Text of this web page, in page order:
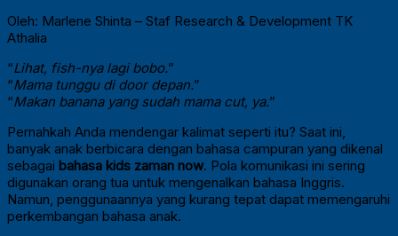
Oleh: Marlene Shinta – Staf Research & Development TK
Athalia
“Lihat, fish-nya lagi bobo.”
“Mama tunggu di door depan.”
“Makan banana yang sudah mama cut, ya.”
Pernahkah Anda mendengar kalimat seperti itu? Saat ini,
banyak anak berbicara dengan bahasa campuran yang dikenal
sebagai bahasa kids zaman now. Pola komunikasi ini sering
digunakan orang tua untuk mengenalkan bahasa Inggris.
Namun, penggunaannya yang kurang tepat dapat memengaruhi
perkembangan bahasa anak.